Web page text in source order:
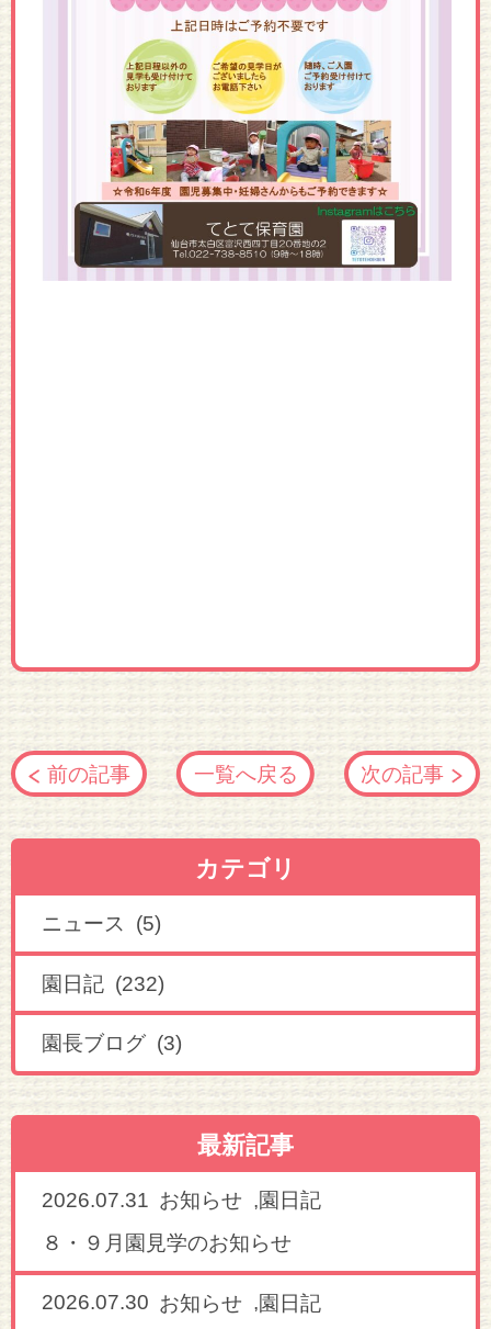
前の記事 一覧へ戻る 次の記事
カテゴリ
ニュース (5)
園日記 (232)
園長ブログ (3)
最新記事
2026.07.31 お知らせ ,園日記
８・９月園見学のお知らせ
2026.07.30 お知らせ ,園日記